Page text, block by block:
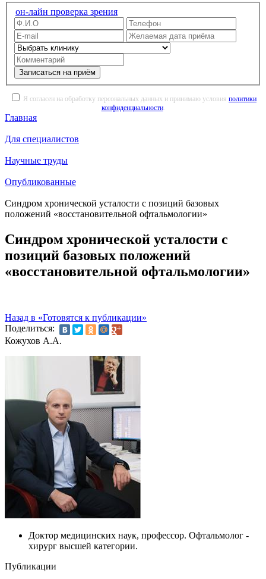
он-лайн проверка зрения
Записаться на приём
Я согласен на обработку персональных данных и принимаю условия политики
конфиденциальности.
Главная
Для специалистов
Научные труды
Опубликованные
Синдром хронической усталости с позиций базовых
положений «восстановительной офтальмологии»
Синдром хронической усталости с
позиций базовых положений
«восстановительной офтальмологии»
Назад в «Готовятся к публикации»
Поделиться:
Кожухов А.А.
Доктор медицинских наук, профессор. Офтальмолог -
хирург высшей категории.
Публикации